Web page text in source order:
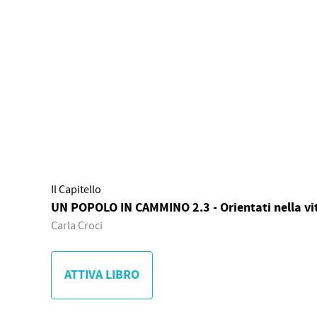
Il Capitello
UN POPOLO IN CAMMINO 2.3 - Orientati nella
Carla Croci
ATTIVA LIBRO